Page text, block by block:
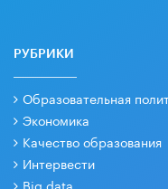
РУБРИКИ
Образовательная
Экономика
Качество образования
Интервести
Big data